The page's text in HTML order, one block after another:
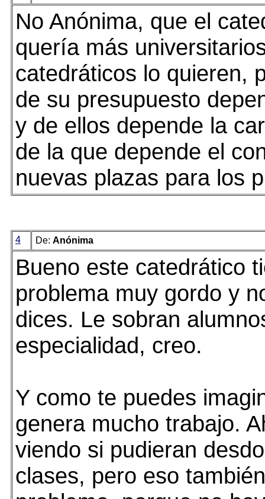
No Anónima, que el
quería más
catedráticos lo quieren,
de su presupuesto
y de ellos depende la
de la que depende el
nuevas plazas para los
4 De: Anónima
Bueno este catedrático
problema muy gordo y
dices. Le sobran
especialidad, creo.
Y como te puedes
genera mucho trabajo.
viendo si pudieran
clases, pero eso